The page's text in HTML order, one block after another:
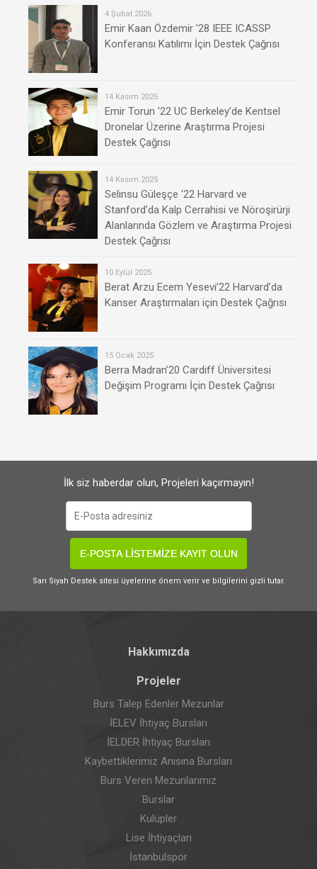
4 Şubat 2026
Emir Kaan Özdemir ’28 IEEE ICASSP
Konferansı Katılımı İçin Destek Çağrısı
14 Kasım 2025
Emir Torun '22 UC Berkeley’de Kentsel
Dronelar Üzerine Araştırma Projesi
Destek Çağrısı
14 Kasım 2025
Selinsu Güleşçe '22 Harvard ve
Stanford’da Kalp Cerrahisi ve Nöroşirürji
Alanlarında Gözlem ve Araştırma Projesi
Destek Çağrısı
10 Eylül 2025
Berat Arzu Ecem Yesevi’22 Harvard’da
Kanser Araştırmaları için Destek Çağrısı
15 Ocak 2025
Berra Madran’20 Cardiff Üniversitesi
Değişim Programı İçin Destek Çağrısı
İlk siz haberdar olun, Projeleri kaçırmayın!
E-POSTA LİSTEMİZE KAYIT OLUN
Sarı Siyah Destek sitesi üyelerine önem verir ve bilgilerini gizli tutar.
Hakkımızda
Projeler
Burs Talep Edenler Mezunlar
İELEV İhtiyaç Bursları
İELDER İhtiyaç Bursları
Kaybettiklerimiz Anısına Bursları
Burs Veren Mezunlarımız
Burslar
Kulüpler
Lise İhtiyaçları
İstanbulspor